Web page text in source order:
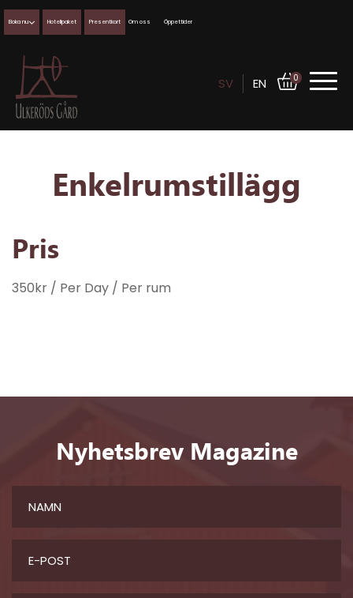
0
Boka nu Hotellpaket Presentkort Om oss Öppettider
SV EN
Enkelrumstillägg
Pris
350kr / Per Day / Per rum
Nyhetsbrev Magazine